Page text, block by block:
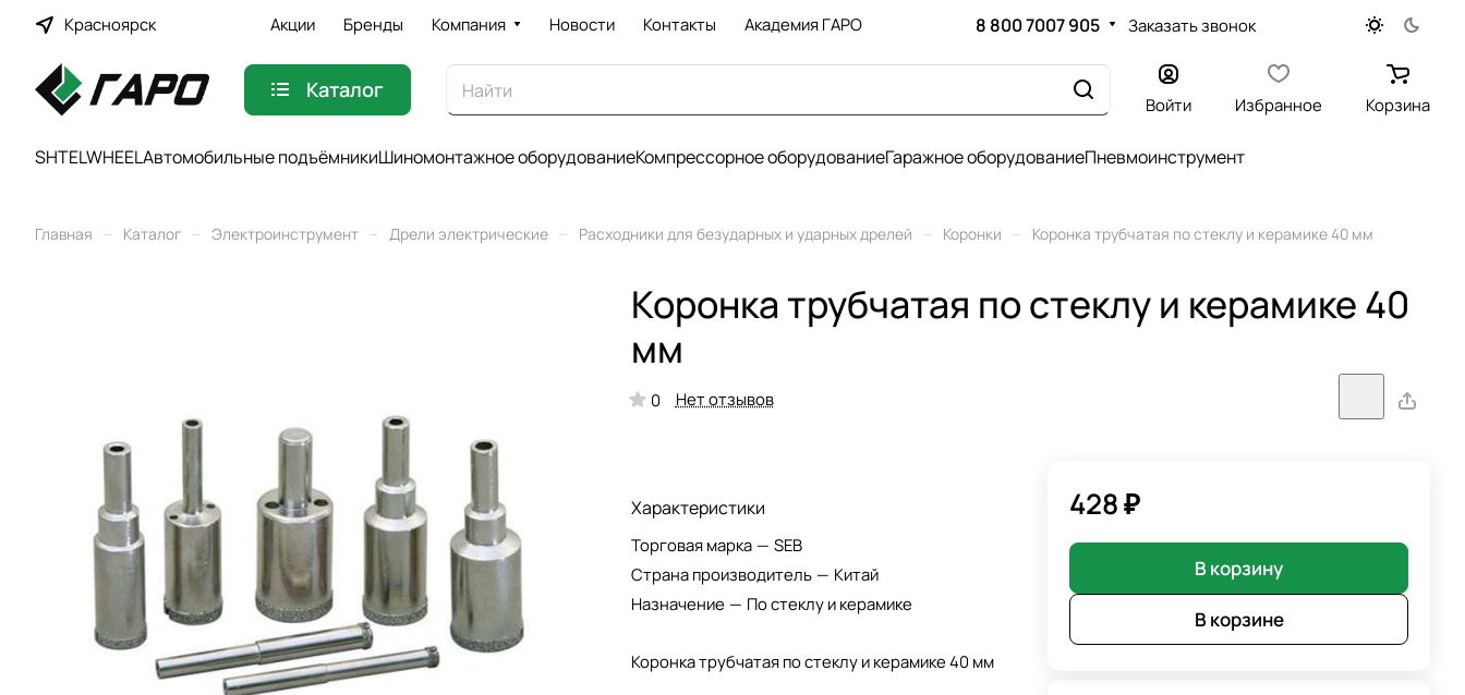
Красноярск Акции Бренды Компания Новости Контакты Академия ГАРО 8 800 7007 905 Заказать звонок
Каталог
Войти Избранное Корзина
SHTELWHEELАвтомобильные подъёмникиШиномонтажное оборудованиеКомпрессорное оборудованиеГаражное оборудованиеПневмоинструмент
Главная – Каталог – Электроинструмент – Дрели электрические – Расходники для безударных и ударных дрелей – Коронки – Коронка трубчатая по стеклу и керамике 40 мм
Коронка трубчатая по стеклу и керамике 40
мм
0 Нет отзывов
Характеристики
Торговая марка — SEB
Страна производитель — Китай
Назначение — По стеклу и керамике
Коронка трубчатая по стеклу и керамике 40 мм
428 ₽
В корзину
В корзине